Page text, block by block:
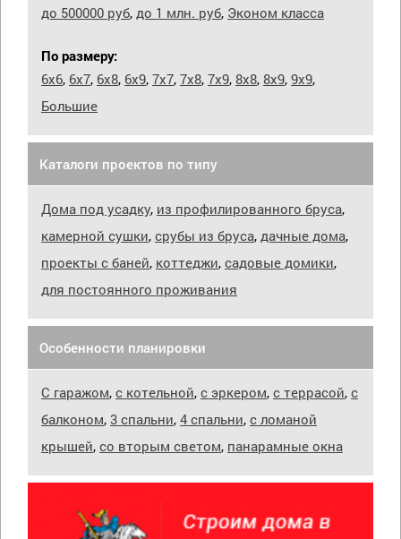
до 500000 руб, до 1 млн. руб, Эконом класса
По размеру:
6х6, 6х7, 6х8, 6х9, 7х7, 7х8, 7х9, 8х8, 8х9, 9х9,
Большие
Каталоги проектов по типу
Дома под усадку, из профилированного бруса,
камерной сушки, срубы из бруса, дачные дома,
проекты с баней, коттеджи, садовые домики,
для постоянного проживания
Особенности планировки
С гаражом, с котельной, с эркером, с террасой, с
балконом, 3 спальни, 4 спальни, с ломаной
крышей, со вторым светом, панарамные окна